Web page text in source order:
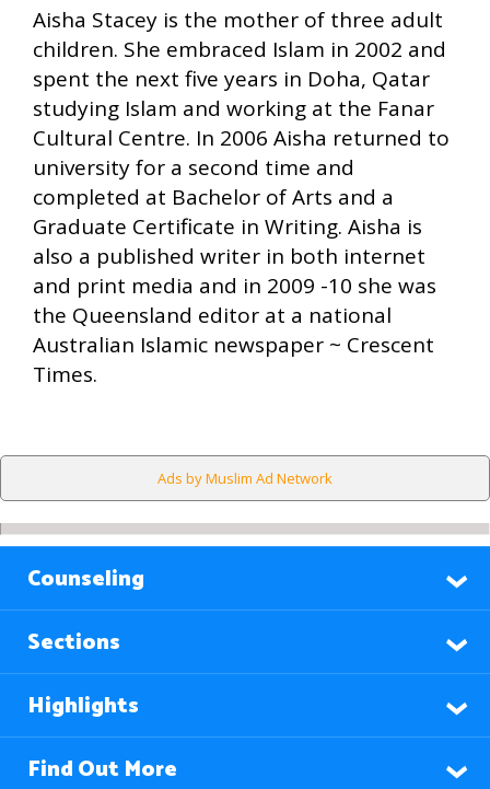
Aisha Stacey is the mother of three adult
children. She embraced Islam in 2002 and
spent the next five years in Doha, Qatar
studying Islam and working at the Fanar
Cultural Centre. In 2006 Aisha returned to
university for a second time and
completed at Bachelor of Arts and a
Graduate Certificate in Writing. Aisha is
also a published writer in both internet
and print media and in 2009 -10 she was
the Queensland editor at a national
Australian Islamic newspaper ~ Crescent
Times.
Ads by Muslim Ad Network
Counseling
Sections
Highlights
Find Out More